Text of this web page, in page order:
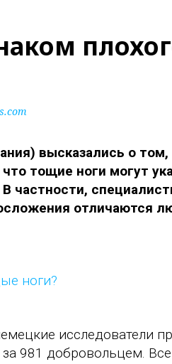
высказались о том,
тощие ноги могут
частности,
отличаются
исследователи
981 добровольцем. Все